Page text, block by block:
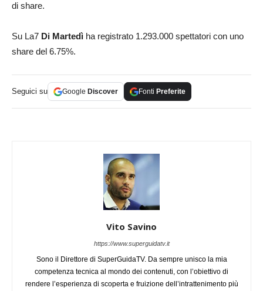
di share.
Su La7 Di Martedì ha registrato 1.293.000 spettatori con uno
share del 6.75%.
Seguici su Google Discover Fonti Preferite
Vito Savino
https://www.superguidatv.it
Sono il Direttore di SuperGuidaTV. Da sempre unisco la mia
competenza tecnica al mondo dei contenuti, con l’obiettivo di
rendere l’esperienza di scoperta e fruizione dell’intrattenimento più